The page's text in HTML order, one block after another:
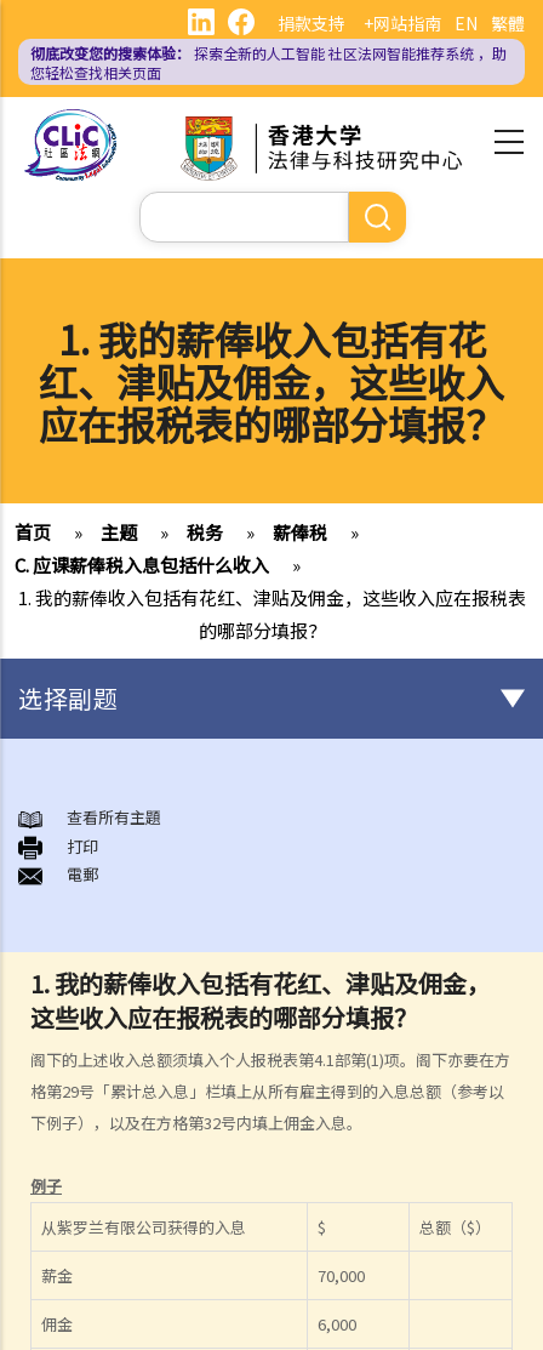
主
EN 繁體
捐款支持 +网站指南
彻底改变您的搜索体验： 探索全新的人工智能社区法网智能推荐系统 ，助
您轻松查找相关页面
搜
索
1. 我的薪俸收入包括有花
红、津贴及佣金，这些收入
应在报税表的哪部分填报？
首页 » 主题 » 税务 » 薪俸税
»
C. 应课薪俸税入息包括什么收入
»
1. 我的薪俸收入包括有花红、津贴及佣金，这些收入应在报税表
的哪部分填报？
1. 我的薪俸收入包括有花红、津贴及佣金，
这些收入应在报税表的哪部分填报？
阁下的上述收入总额须填入个人报税表第4.1部第(1)项。阁下亦要在方
格第29号「累计总入息」栏填上从所有雇主得到的入息总额（参考以
下例子），以及在方格第32号内填上佣金入息。
例子
从紫罗兰有限公司获得的入息
$ 总额（$）
薪金 70,000
佣金 6,000
选择副题
A. 受雇工作的地点
B. 计算薪俸税的初步指引
1. 在计算薪俸税时，哪些入息会被评税？纳税人可申请扣减哪些项目
2. 现时薪俸税的税率是多少？
3. 如何计算薪俸税？
4. 薪俸税及暂缴薪俸税须于何时缴交？
5. 我可以在什么情况下缴交少些税款，或延期缴交暂缴薪俸税？
6. 已婚人士如何申报入息？
C. 应课薪俸税入息包括什么收入
分填报？
2. 我从自己经营的业务支取薪金，我应如在个别人士报税表内申报此项
收入？
3. 我收到的假期工资需要课税吗？
4. 我被公司解雇，并获雇主支付 (a) 代通知金和 (b) 遣散费 / 长期服务
查看所有主題
打印
電郵